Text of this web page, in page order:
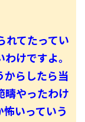
れてたってい
けですよ。
からしたら当
疇やったわけ
いっていう